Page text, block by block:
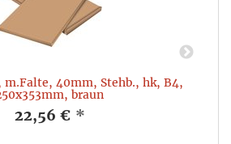
m.Falte, 40mm, Stehb., hk, B4,
braun
22,56 € *